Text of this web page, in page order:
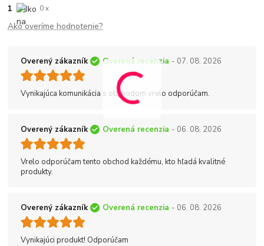
1 0 x
Ako overíme hodnotenie?
Overený zákazník Overená recenzia - 07. 08. 2026
Vynikajúca komunikácia s obchodom vrelo odporúčam.
Overený zákazník Overená recenzia - 06. 08. 2026
Vrelo odporúčam tento obchod každému, kto hľadá kvalitné
produkty.
Overený zákazník Overená recenzia - 06. 08. 2026
Vynikajúci produkt! Odporúčam